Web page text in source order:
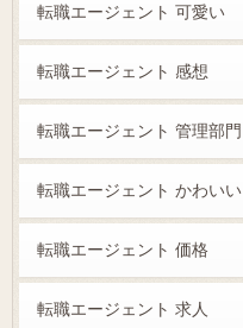
転職エージェント 可愛い
転職エージェント 感想
転職エージェント 管理部門
転職エージェント かわいい
転職エージェント 価格
転職エージェント 求人